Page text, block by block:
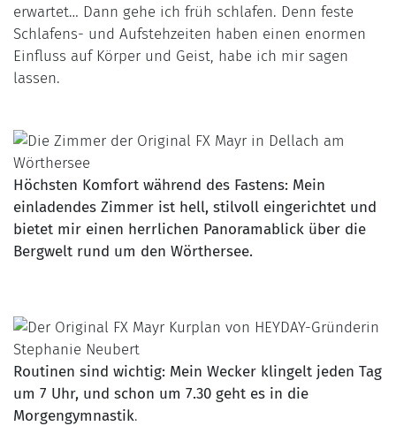
erwartet… Dann gehe ich früh schlafen. Denn feste
Schlafens- und Aufstehzeiten haben einen enormen
Einfluss auf Körper und Geist, habe ich mir sagen
lassen.
Höchsten Komfort während des Fastens: Mein
einladendes Zimmer ist hell, stilvoll eingerichtet und
bietet mir einen herrlichen Panoramablick über die
Bergwelt rund um den Wörthersee.
Routinen sind wichtig: Mein Wecker klingelt jeden Tag
um 7 Uhr, und schon um 7.30 geht es in die
Morgengymnastik.